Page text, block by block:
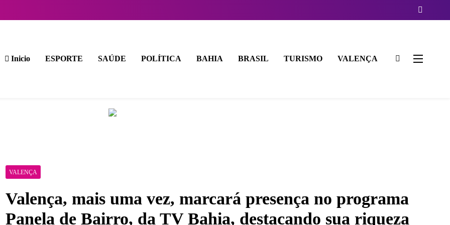
Inicio ESPORTE SAÚDE POLÍTICA BAHIA BRASIL TURISMO VALENÇA
VALENÇA
Valença, mais uma vez, marcará presença no programa
Panela de Bairro, da TV Bahia, destacando sua riqueza